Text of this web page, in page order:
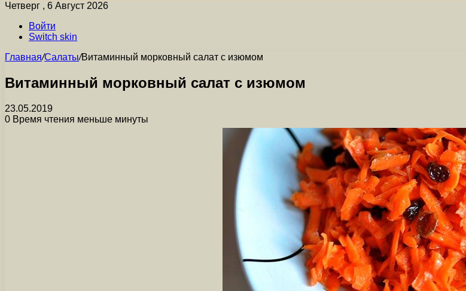
Четверг , 6 Август 2026
Войти
Switch skin
Главная/Салаты/Витаминный морковный салат с изюмом
Витаминный морковный салат с изюмом
23.05.2019
0 Время чтения меньше минуты